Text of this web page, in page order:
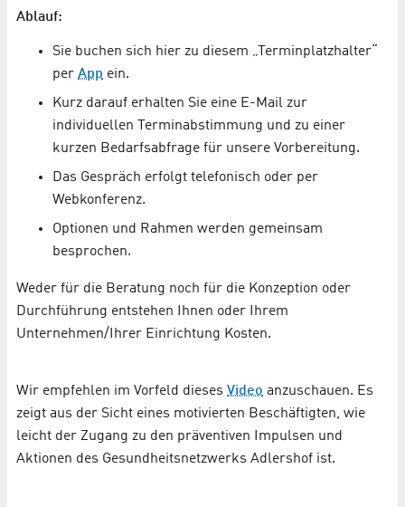
Ablauf:
Sie buchen sich hier zu diesem „Terminplatzhalter“
per App ein.
Kurz darauf erhalten Sie eine E-Mail zur
individuellen Terminabstimmung und zu einer
kurzen Bedarfsabfrage für unsere Vorbereitung.
Das Gespräch erfolgt telefonisch oder per
Webkonferenz.
Optionen und Rahmen werden gemeinsam
besprochen.
Weder für die Beratung noch für die Konzeption oder
Durchführung entstehen Ihnen oder Ihrem
Unternehmen/Ihrer Einrichtung Kosten.
Wir empfehlen im Vorfeld dieses Video anzuschauen. Es
zeigt aus der Sicht eines motivierten Beschäftigten, wie
leicht der Zugang zu den präventiven Impulsen und
Aktionen des Gesundheitsnetzwerks Adlershof ist.